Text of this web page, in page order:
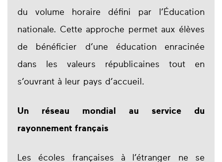
du volume horaire défini par l’Éducation
nationale. Cette approche permet aux élèves
de bénéficier d’une éducation enracinée
dans les valeurs républicaines tout en
s’ouvrant à leur pays d’accueil.
Un réseau mondial au service du
rayonnement français
Les écoles françaises à l’étranger ne se